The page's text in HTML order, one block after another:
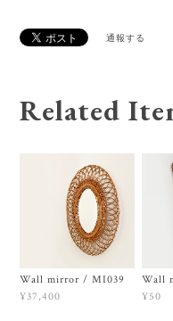
通報する
Related
Wall mirror / MI039
¥37,400
Wall
¥50